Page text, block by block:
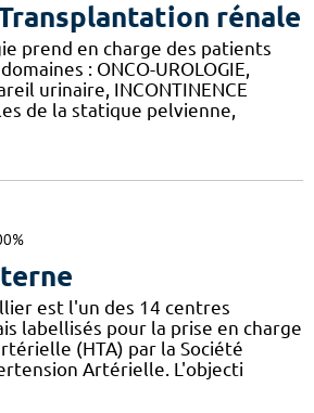
rénale
prend en charge des patients
: ONCO-UROLOGIE,
urinaire, INCONTINENCE
de la statique pelvienne,
est l'un des 14 centres
labellisés pour la prise en charge
(HTA) par la Société
Artérielle. L'objecti